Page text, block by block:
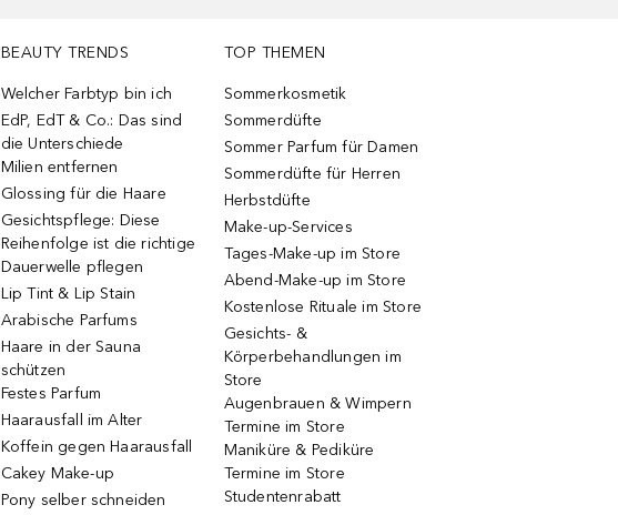
BEAUTY TRENDS
Welcher Farbtyp bin ich
EdP, EdT & Co.: Das sind
die Unterschiede
Milien entfernen
Glossing für die Haare
Gesichtspflege: Diese
Reihenfolge ist die richtige
Dauerwelle pflegen
Lip Tint & Lip Stain
Arabische Parfums
Haare in der Sauna
schützen
Festes Parfum
Haarausfall im Alter
Koffein gegen Haarausfall
Cakey Make-up
Pony selber schneiden
TOP THEMEN
Sommerkosmetik
Sommerdüfte
Sommer Parfum für Damen
Sommerdüfte für Herren
Herbstdüfte
Make-up-Services
Tages-Make-up im Store
Abend-Make-up im Store
Kostenlose Rituale im Store
Gesichts- &
Körperbehandlungen im
Store
Augenbrauen & Wimpern
Termine im Store
Maniküre & Pediküre
Termine im Store
Studentenrabatt